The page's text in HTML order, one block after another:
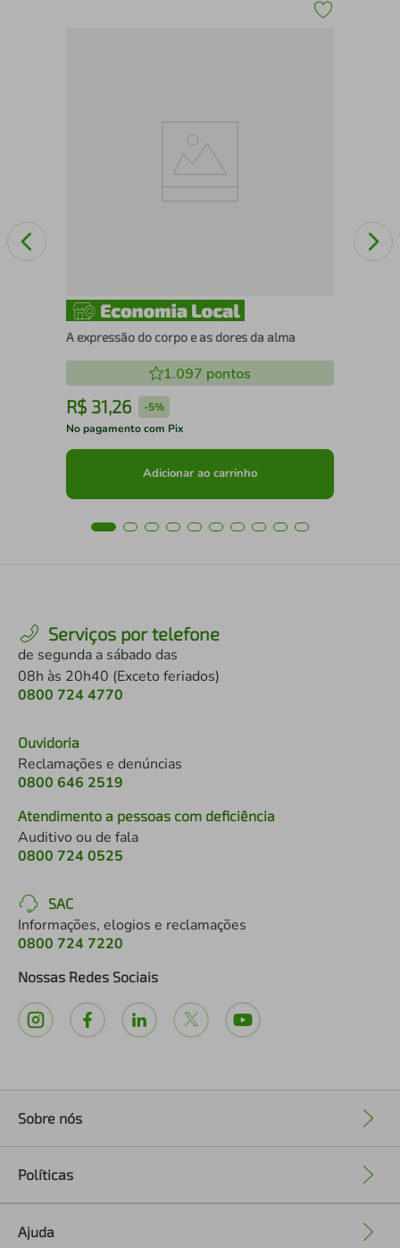
A expressão do corpo e as dores da alma
1.097 pontos
R$ 31,26 -5%
No pagamento com Pix
Adicionar ao carrinho
Serviços por telefone
de segunda a sábado das
08h às 20h40 (Exceto feriados)
0800 724 4770
Ouvidoria
Reclamações e denúncias
0800 646 2519
Atendimento a pessoas com deficiência
Auditivo ou de fala
0800 724 0525
SAC
Informações, elogios e reclamações
0800 724 7220
Nossas Redes Sociais
Sobre nós
Políticas
Ajuda